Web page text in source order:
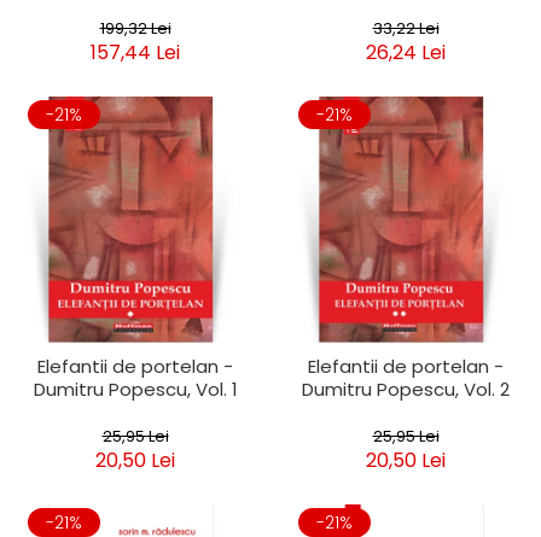
199,32 Lei
157,44 Lei
33,22 Lei
26,24 Lei
-21%
Elefantii de portelan -
Dumitru Popescu, Vol. 1
25,95 Lei
20,50 Lei
-21%
Elefantii de portelan -
Dumitru Popescu, Vol. 2
25,95 Lei
20,50 Lei
-21% -21%